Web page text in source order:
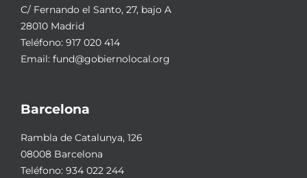
C/ Fernando el Santo, 27, bajo A
28010 Madrid
Teléfono: 917 020 414
Email: fund@gobiernolocal.org
Barcelona
Rambla de Catalunya, 126
08008 Barcelona
Teléfono: 934 022 244